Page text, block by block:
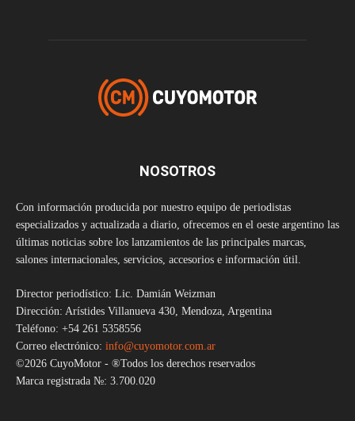
NOSOTROS
Con información producida por nuestro equipo de periodistas
especializados y actualizada a diario, ofrecemos en el oeste argentino las
últimas noticias sobre los lanzamientos de las principales marcas,
salones internacionales, servicios, accesorios e información útil.
Director periodístico: Lic. Damián Weizman
Dirección: Arístides Villanueva 430, Mendoza, Argentina
Teléfono: +54 261 5358556
Correo electrónico: info@cuyomotor.com.ar
©2026 CuyoMotor - ®Todos los derechos reservados
Marca registrada №: 3.700.020